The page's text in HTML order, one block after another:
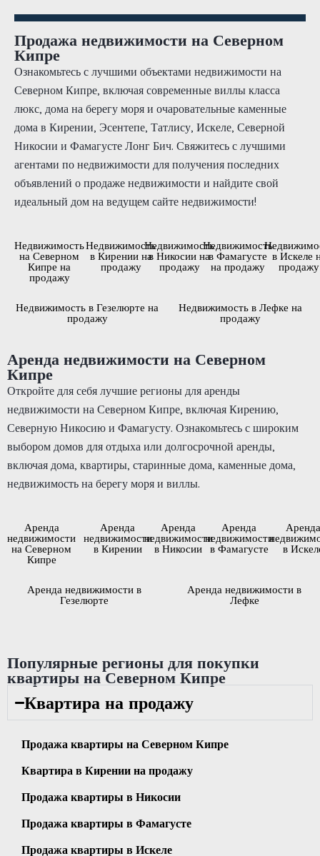
Продажа недвижимости на Северном
Кипре
Ознакомьтесь с лучшими объектами недвижимости на
Северном Кипре, включая современные виллы класса
люкс, дома на берегу моря и очаровательные каменные
дома в Кирении, Эсентепе, Татлису, Искеле, Северной
Никосии и Фамагусте Лонг Бич. Свяжитесь с лучшими
агентами по недвижимости для получения последних
объявлений о продаже недвижимости и найдите свой
идеальный дом на ведущем сайте недвижимости!
Недвижимость
на Северном
Кипре на
продажу
Недвижимость
в Кирении на
продажу
Недвижимость
в Никосии на
продажу
Недвижимость
в Фамагусте
на продажу
в Искеле
продажу
Недвижимость в Гезелюрте на
продажу
Недвижимость в Лефке на
продажу
Аренда недвижимости на Северном
Кипре
Откройте для себя лучшие регионы для аренды
недвижимости на Северном Кипре, включая Кирению,
Северную Никосию и Фамагусту. Ознакомьтесь с широким
выбором домов для отдыха или долгосрочной аренды,
включая дома, квартиры, старинные дома, каменные дома,
недвижимость на берегу моря и виллы.
Аренда
недвижимости
на Северном
Кипре
Аренда
недвижимости
в Кирении
Аренда
недвижимости
в Никосии
Аренда
недвижимости
в Фамагусте в
Аренда недвижимости в
Гезелюрте
Аренда недвижимости в
Лефке
Популярные регионы для покупки
квартиры на Северном Кипре
Квартира на продажу
Продажа квартиры на Северном Кипре
Квартира в Кирении на продажу
Продажа квартиры в Никосии
Продажа квартиры в Фамагусте
Продажа квартиры в Искеле